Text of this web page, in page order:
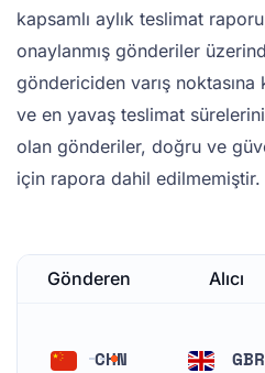
kapsamlı aylık teslimat
onaylanmış gönderiler
göndericiden varış noktasına
ve en yavaş teslimat
olan gönderiler, doğru ve
için rapora dahil edilmemiştir.
Gönderen Alıcı
CHN GBR